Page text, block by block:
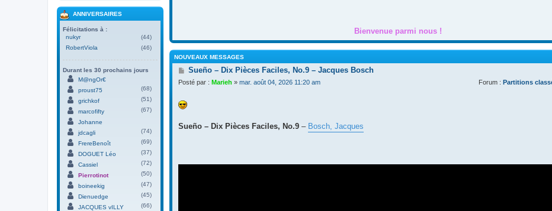
Bienvenue parmi nous !
NOUVEAUX MESSAGES
M
s
a
g
Sueño – Dix Pièces Faciles, No.9 – Jacques Bosch
Posté par : Marieh » mar. août 04, 2026 11:20 am Forum : Partitions
Sueño – Dix Pièces Faciles, No.9 – Bosch, Jacques
ANNIVERSAIRES
Félicitations à :
nukyr
(44)
RobertViola
(46)
Durant les 30 prochains jours
M@ngOr€
proust75
(68)
grichkof
(51)
marcofifty
(67)
Johanne
jdcagli
(74)
FrereBenoît
(69)
DOGUET Léo
(37)
Cassiel
(72)
Pierrotinot
(50)
boineekig
(47)
Dienuedge
(45)
JACQUES vILLY
(66)